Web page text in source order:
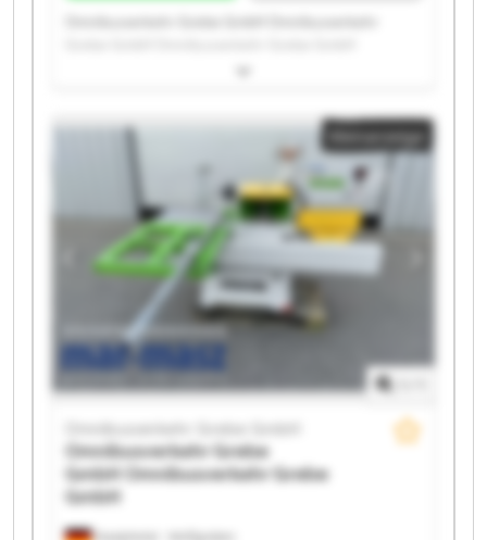
Omnibusverkehr Grebe GmbH Omnibusverkehr
Omnibusverkehr Grebe GmbH Omnibusverkehr
Grebe GmbH Omnibusverkehr Grebe GmbH
Omnibusverkehr Grebe GmbH Omnibusverkehr
Grebe GmbH Omnibusverkehr Grebe GmbH
Omnibusverkehr Grebe GmbH Omnibusverkehr
Grebe GmbH Omnibusverkehr Grebe GmbH
Omnibusverkehr Grebe GmbH Omnibusverkehr
Grebe GmbH Omnibusverkehr Grebe GmbH
Omnibusverkehr Grebe GmbH Omnibusverkehr
Grebe GmbH
Kleinanzeige
Dautphetal - Wolfgruben
Omnibusverkehr Grebe GmbH
Omnibusverkehr Grebe
GmbH Omnibusverkehr Grebe
GmbH